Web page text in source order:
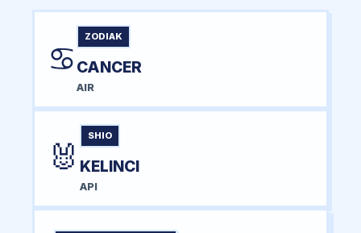
♋
ZODIAK
CANCER
AIR
🐰
SHIO
KELINCI
API